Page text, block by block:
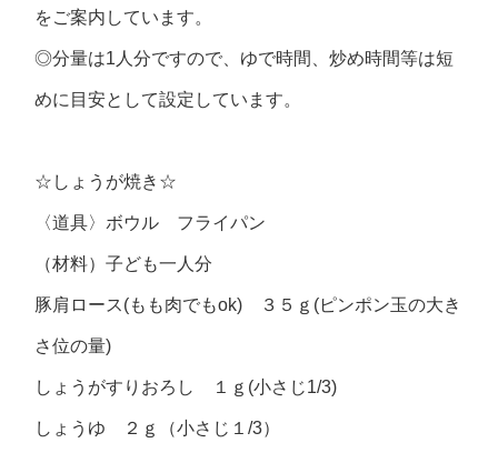
をご案内しています。
◎分量は1人分ですので、ゆで時間、炒め時間等は短
めに目安として設定しています。
☆しょうが焼き☆
〈道具〉ボウル フライパン
（材料）子ども一人分
豚肩ロース(もも肉でもok) ３５ｇ(ピンポン玉の大き
さ位の量)
しょうがすりおろし １ｇ(小さじ1/3)
しょうゆ ２ｇ（小さじ１/3）